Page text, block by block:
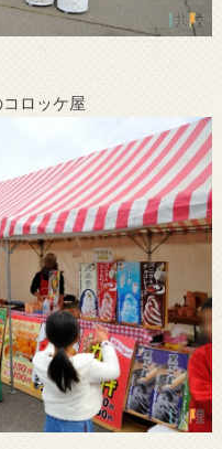
ロッケ屋